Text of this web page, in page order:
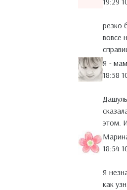
резко
вовсе
Я -
18:58
этом.
18:54
Я
как